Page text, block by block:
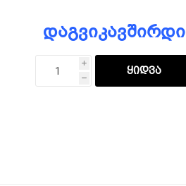
დაგვიკავშირდი
i
h